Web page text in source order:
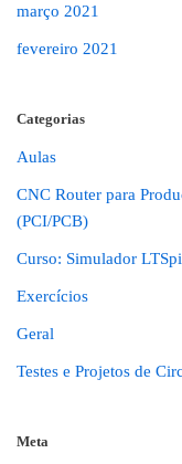
março 2021
fevereiro 2021
Categorias
Aulas
CNC Router para
(PCI/PCB)
Curso: Simulador
Exercícios
Geral
Testes e Projetos de
Meta